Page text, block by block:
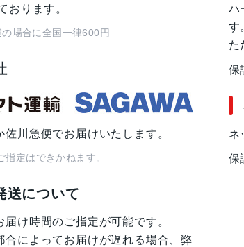
おります。
場合に全国一律600円
佐川急便でお届けいたします。
定はできかねます。
送について
届け時間のご指定が可能です。
合によってお届けが遅れる場合、弊
ハ
す
た
保
ネ
保